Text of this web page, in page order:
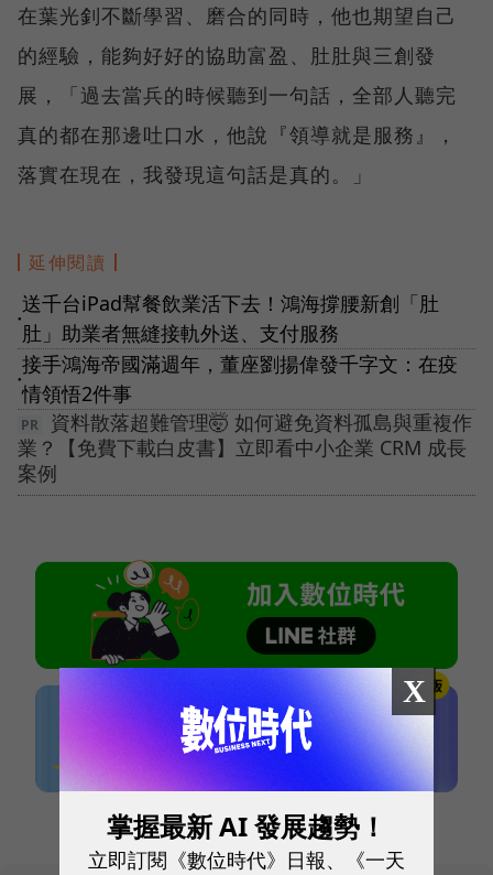
在葉光釗不斷學習、磨合的同時，他也期望自己
的經驗，能夠好好的協助富盈、肚肚與三創發
展，「過去當兵的時候聽到一句話，全部人聽完
真的都在那邊吐口水，他說『領導就是服務』，
落實在現在，我發現這句話是真的。」
延伸閱讀
●
送千台iPad幫餐飲業活下去！鴻海撐腰新創「肚
肚」助業者無縫接軌外送、支付服務
●
接手鴻海帝國滿週年，董座劉揚偉發千字文：在疫
情領悟2件事
資料散落超難管理🤯 如何避免資料孤島與重複作
業？【免費下載白皮書】立即看中小企業 CRM 成長
案例
本網站內容未經允許，不得轉載。
X
掌握最新 AI 發展趨勢！
立即訂閱《數位時代》日報、《一天